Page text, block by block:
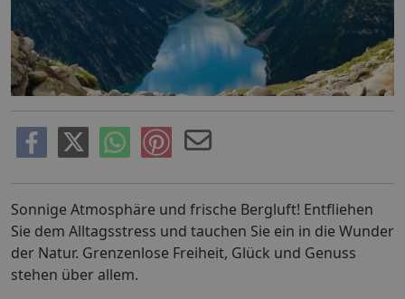
Sonnige Atmosphäre und frische Bergluft! Entfliehen
Sie dem Alltagsstress und tauchen Sie ein in die Wunder
der Natur. Grenzenlose Freiheit, Glück und Genuss
stehen über allem.